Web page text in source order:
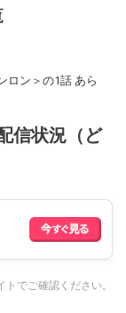
ロン＞の1話 あら
信状況（ど
でご確認ください。